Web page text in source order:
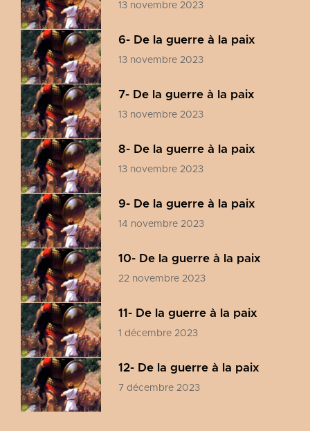
13 novembre 2023
6- De la guerre à la paix
13 novembre 2023
7- De la guerre à la paix
13 novembre 2023
8- De la guerre à la paix
13 novembre 2023
9- De la guerre à la paix
14 novembre 2023
10- De la guerre à la paix
22 novembre 2023
11- De la guerre à la paix
1 décembre 2023
12- De la guerre à la paix
7 décembre 2023